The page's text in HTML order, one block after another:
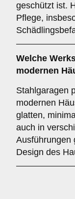
geschützt ist.
Pflege,
Welche
modernen
Stahlgaragen
modernen
glatten,
auch in
Ausführungen
Design des